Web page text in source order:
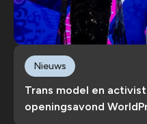
Trans model en
openingsavond
Nieuws